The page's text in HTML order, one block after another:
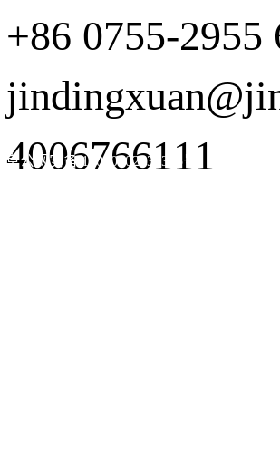
0755-2955
京公网安备 11010502035345号